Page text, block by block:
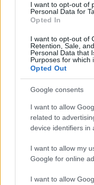
I want to opt-out of
Personal Data for
Opted In
I want to opt-out of
Retention, Sale,
Personal Data that
Purposes for which
Opted Out
Google consents
I want to allow
related to
device identifiers in
I want to allow my
Google for online
I want to allow
KERTÉSZ ÉS
(
A vörösbegyvirág
Nemesia strumosa.
fehér, piros,
cm, szélessége 15-
a virágzási idénye